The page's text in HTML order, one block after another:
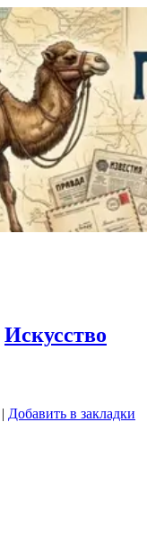
Искусство
| Добавить в закладки